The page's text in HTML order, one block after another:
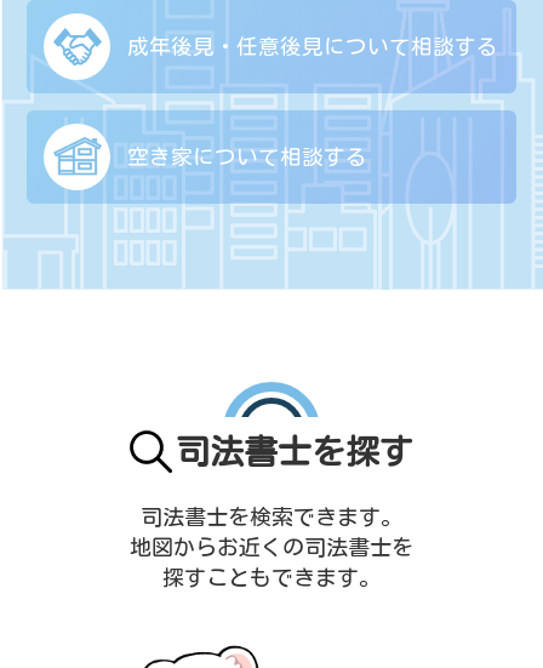
成年後見・任意後見について相談する
空き家について相談する
司法書士を探す
司法書士を検索できます。
地図からお近くの司法書士を
探すこともできます。